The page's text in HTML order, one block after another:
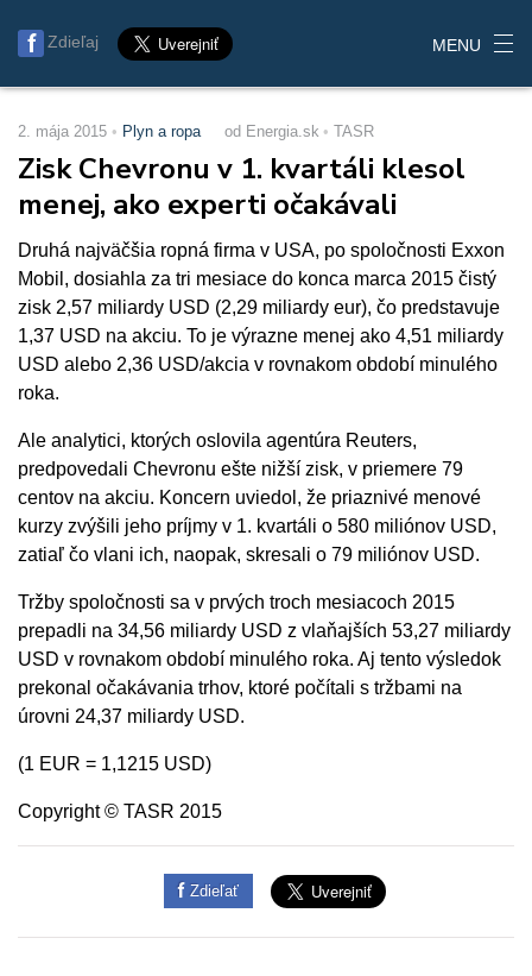
Zdieľaj MENU
2. mája 2015 Plyn a ropa od Energia.sk TASR
Zisk Chevronu v 1. kvartáli klesol
menej, ako experti očakávali
Druhá najväčšia ropná firma v USA, po spoločnosti Exxon
Mobil, dosiahla za tri mesiace do konca marca 2015 čistý
zisk 2,57 miliardy USD (2,29 miliardy eur), čo predstavuje
1,37 USD na akciu. To je výrazne menej ako 4,51 miliardy
USD alebo 2,36 USD/akcia v rovnakom období minulého
roka.
Ale analytici, ktorých oslovila agentúra Reuters,
predpovedali Chevronu ešte nižší zisk, v priemere 79
centov na akciu. Koncern uviedol, že priaznivé menové
kurzy zvýšili jeho príjmy v 1. kvartáli o 580 miliónov USD,
zatiaľ čo vlani ich, naopak, skresali o 79 miliónov USD.
Tržby spoločnosti sa v prvých troch mesiacoch 2015
prepadli na 34,56 miliardy USD z vlaňajších 53,27 miliardy
USD v rovnakom období minulého roka. Aj tento výsledok
prekonal očakávania trhov, ktoré počítali s tržbami na
úrovni 24,37 miliardy USD.
(1 EUR = 1,1215 USD)
Copyright © TASR 2015
Zdieľať